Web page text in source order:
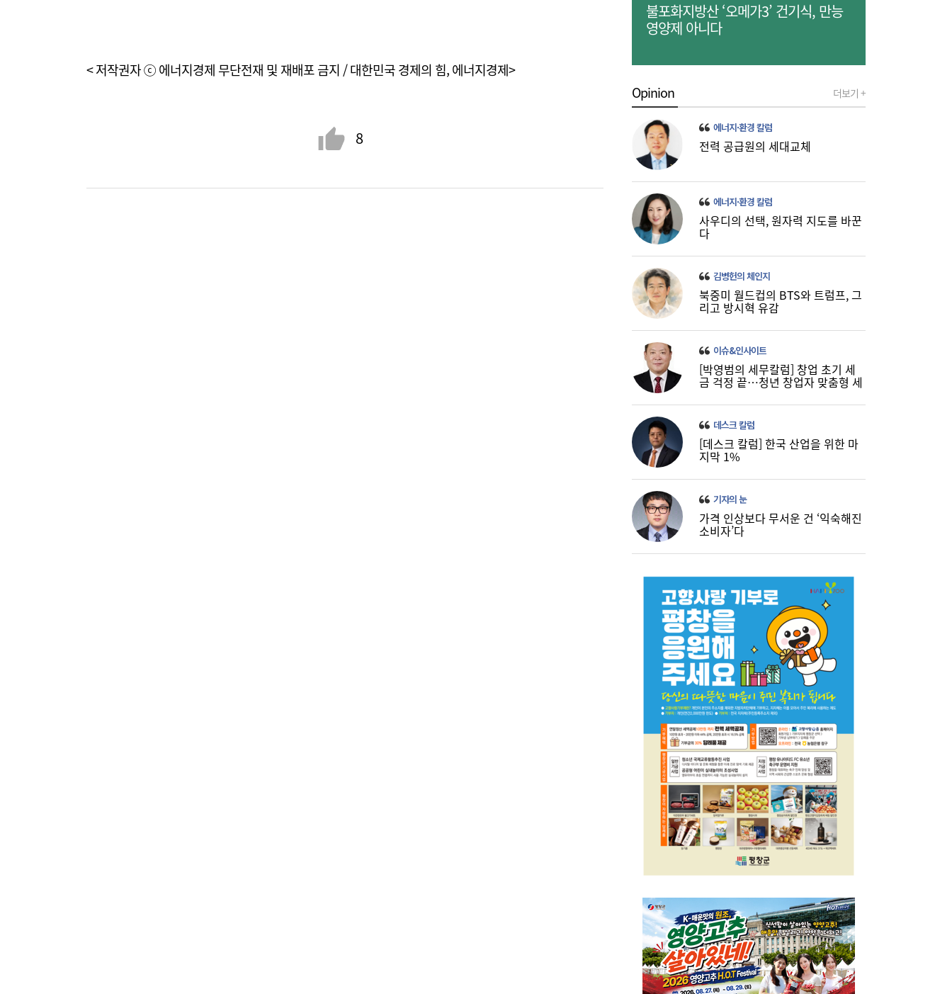
< 저작권자 ⓒ 에너지경제 무단전재 및 재배포 금지 / 대한민국 경제의 힘, 에너지경제>
8
후위기·물 해법 제시한 18개국 청소년들
06:00
美 하원, 한국 정통망법 개정에 공식 항의…
방미통위 “차별 아니다” 반박
불포화지방산 ‘오메가3’ 건기식, 만능
영양제 아니다
Opinion 더보기 +
에너지·환경 칼럼
전력 공급원의 세대교체
에너지·환경 칼럼
사우디의 선택, 원자력 지도를 바꾼
다
김병헌의 체인지
북중미 월드컵의 BTS와 트럼프, 그
리고 방시혁 유감
이슈&인사이트
[박영범의 세무칼럼] 창업 초기 세
금 걱정 끝…청년 창업자 맞춤형 세
데스크 칼럼
[데스크 칼럼] 한국 산업을 위한 마
지막 1%
기자의 눈
가격 인상보다 무서운 건 ‘익숙해진
소비자’다